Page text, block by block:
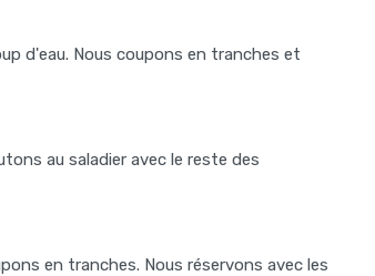
d'eau. Nous coupons en tranches et
au saladier avec le reste des
en tranches. Nous réservons avec les